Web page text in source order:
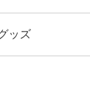
ッズ